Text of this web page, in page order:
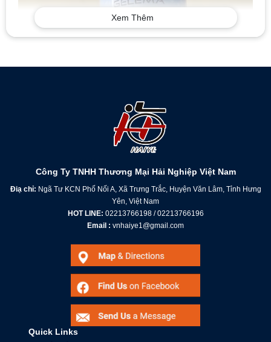
Công Ty TNHH Thương Mại Hải Nghiệp Việt Nam
Điạ chỉ: Ngã Tư KCN Phố Nối A, Xã Trưng Trắc, Huyện Văn Lâm, Tỉnh Hưng
Yên, Việt Nam
HOT LINE: 02213766198 / 02213766196
Email : vnhaiye1@gmail.com
Quick Links